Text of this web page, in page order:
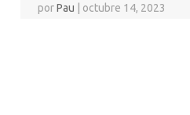
porPau octubre 14, 2023